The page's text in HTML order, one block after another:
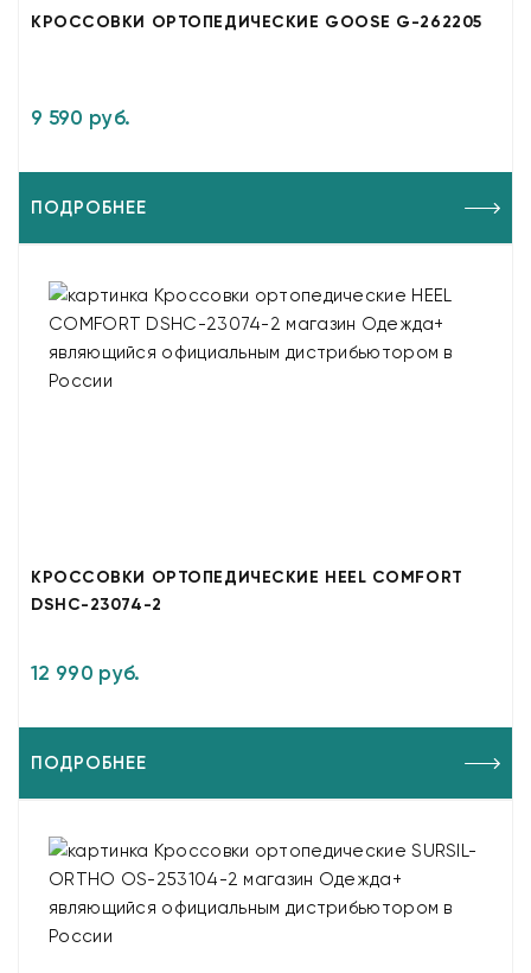
КРОССОВКИ ОРТОПЕДИЧЕСКИЕ GOOSE G-262205
9 590 руб.
ПОДРОБНЕЕ
КРОССОВКИ ОРТОПЕДИЧЕСКИЕ HEEL COMFORT
DSHC-23074-2
12 990 руб.
ПОДРОБНЕЕ